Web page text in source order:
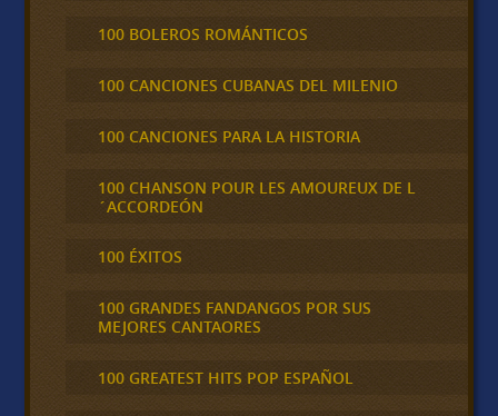
100 BOLEROS ROMÁNTICOS
100 CANCIONES CUBANAS DEL MILENIO
100 CANCIONES PARA LA HISTORIA
100 CHANSON POUR LES AMOUREUX DE L
´ACCORDEÓN
100 ÉXITOS
100 GRANDES FANDANGOS POR SUS
MEJORES CANTAORES
100 GREATEST HITS POP ESPAÑOL